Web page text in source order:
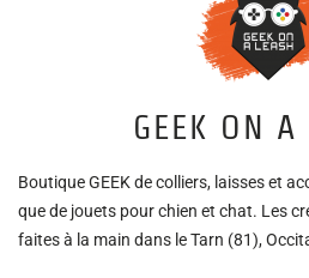
GEEK ON A
Boutique GEEK de colliers, laisses et
que de jouets pour chien et chat. Les
faites à la main dans le Tarn (81),